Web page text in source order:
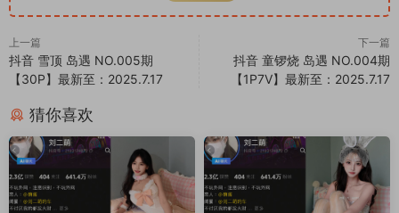
上一篇
抖音 雪顶 岛遇 NO.005期
【30P】最新至：2025.7.17
下一篇
抖音 童锣烧 岛遇 NO.004期
【1P7V】最新至：2025.7.17
猜你喜欢